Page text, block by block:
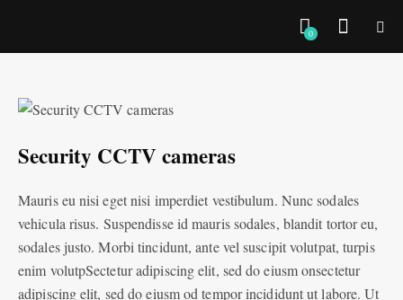
0
Security CCTV cameras
Mauris eu nisi eget nisi imperdiet vestibulum. Nunc sodales
vehicula risus. Suspendisse id mauris sodales, blandit tortor eu,
sodales justo. Morbi tincidunt, ante vel suscipit volutpat, turpis
enim volutpSectetur adipiscing elit, sed do eiusm onsectetur
adipiscing elit, sed do eiusm od tempor incididunt ut labore. Ut